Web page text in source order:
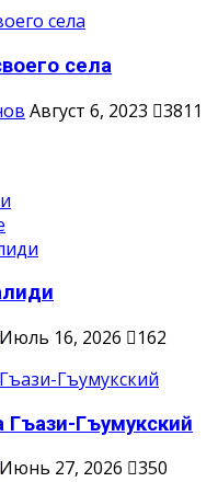
села
Август 6, 2023
3811
Июль 16, 2026 162
Гъумукский
Июнь 27, 2026 350